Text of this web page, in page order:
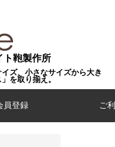
ト鞄製作所
ズ、小さなサイズから大き
を取り揃え。
員登録 ご